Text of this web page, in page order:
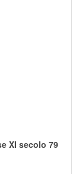
XI secolo 79